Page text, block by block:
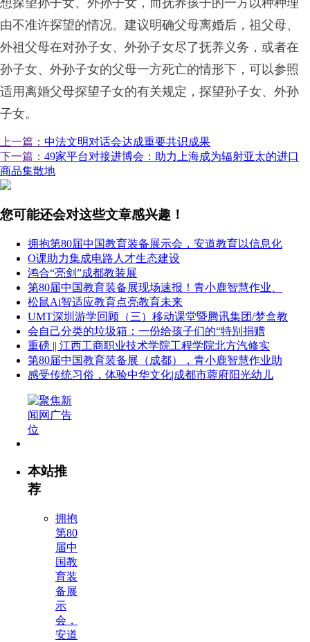
想探望孙子女、外孙子女，而抚养孩子的一方以种种理
由不准许探望的情况。建议明确父母离婚后，祖父母、
外祖父母在对孙子女、外孙子女尽了抚养义务，或者在
孙子女、外孙子女的父母一方死亡的情形下，可以参照
适用离婚父母探望子女的有关规定，探望孙子女、外孙
子女。
上一篇： 中法文明对话会达成重要共识成果
下一篇： 49家平台对接进博会：助力上海成为辐射亚太的进口
商品集散地
您可能还会对这些文章感兴趣！
拥抱第80届中国教育装备展示会，安道教育以信息化
O课助力集成电路人才生态建设
鸿合“亮剑”成都教装展
第80届中国教育装备展现场速报！青小鹿智慧作业、
松鼠Ai智适应教育点亮教育未来
UMT深圳游学回顾（三）移动课堂暨腾讯集团/梦盒教
会自己分类的垃圾箱：一份给孩子们的“特别捐赠
重磅 || 江西工商职业技术学院工程学院北方汽修实
第80届中国教育装备展（成都），青小鹿智慧作业助
感受传统习俗，体验中华文化|成都市蓉府阳光幼儿
本站推
荐
拥抱
第80
届中
国教
育装
备展
示
会，
安道